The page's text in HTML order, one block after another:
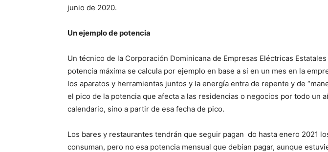
junio de 2020.
Un ejemplo de potencia
Un técnico de la Corpora­ción Dominicana de Em­presas Eléctricas Estata­les
potencia máxima se calcu­la por ejemplo en base a si en un mes en la
los aparatos y herramientas juntos y la energía entra de repente y de
el pico de la potencia que afecta a las residencias o negocios por todo un
calendario, sino a partir de esa fecha de pi­co.
Los bares y restaurantes tendrán que seguir pagan­ do hasta enero 2021
consuman, pe­ro no esa potencia mensual que debían pagar, aunque